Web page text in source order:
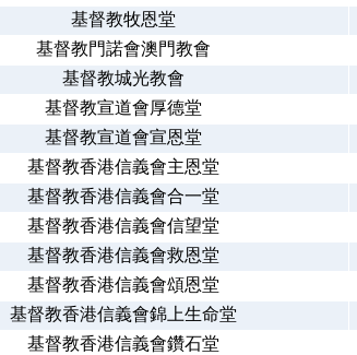
基督教牧恩堂
基督教門諾會澳門教會
基督教城光教會
基督教宣道會厚德堂
基督教宣道會宣恩堂
基督教香港信義會主恩堂
基督教香港信義會合一堂
基督教香港信義會信望堂
基督教香港信義會救恩堂
基督教香港信義會頌恩堂
基督教香港信義會錦上生命堂
基督教香港信義會鑽石堂